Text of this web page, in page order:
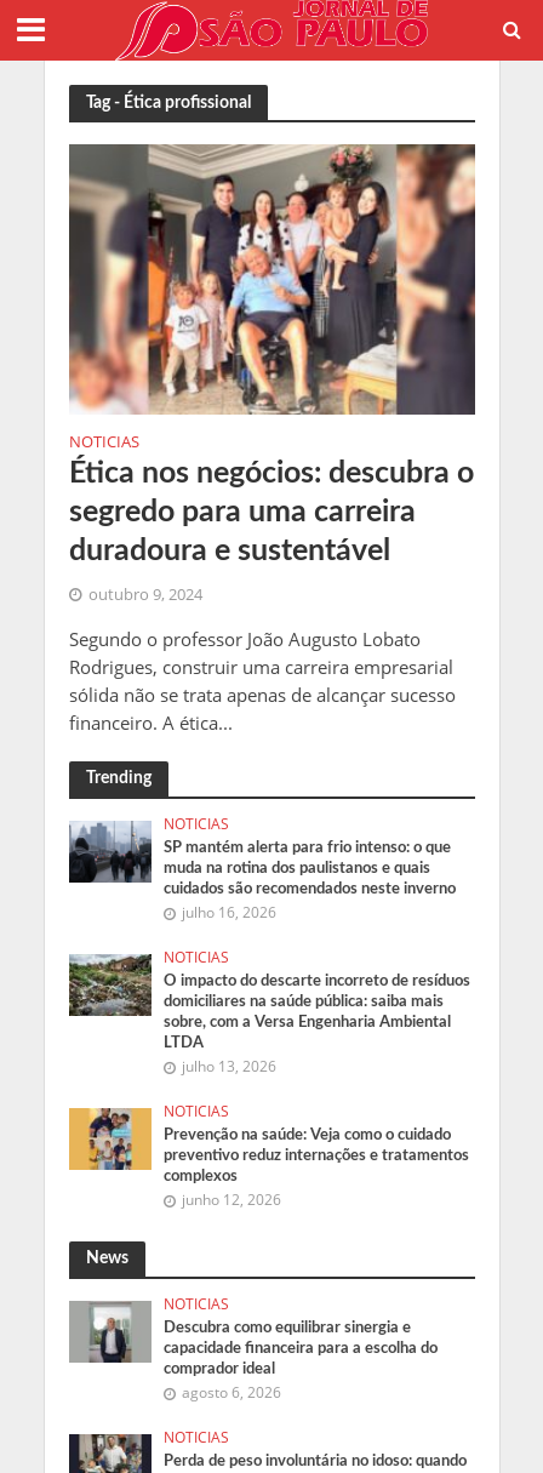
Tag - Ética profissional
NOTICIAS
Ética nos negócios: descubra o
segredo para uma carreira
duradoura e sustentável
outubro 9, 2024
Segundo o professor João Augusto Lobato
Rodrigues, construir uma carreira empresarial
sólida não se trata apenas de alcançar sucesso
financeiro. A ética...
Trending
NOTICIAS
SP mantém alerta para frio intenso: o que
muda na rotina dos paulistanos e quais
cuidados são recomendados neste inverno
julho 16, 2026
NOTICIAS
O impacto do descarte incorreto de resíduos
domiciliares na saúde pública: saiba mais
sobre, com a Versa Engenharia Ambiental
LTDA
julho 13, 2026
NOTICIAS
Prevenção na saúde: Veja como o cuidado
preventivo reduz internações e tratamentos
complexos
junho 12, 2026
News
NOTICIAS
Descubra como equilibrar sinergia e
capacidade financeira para a escolha do
comprador ideal
agosto 6, 2026
NOTICIAS
Perda de peso involuntária no idoso: quando